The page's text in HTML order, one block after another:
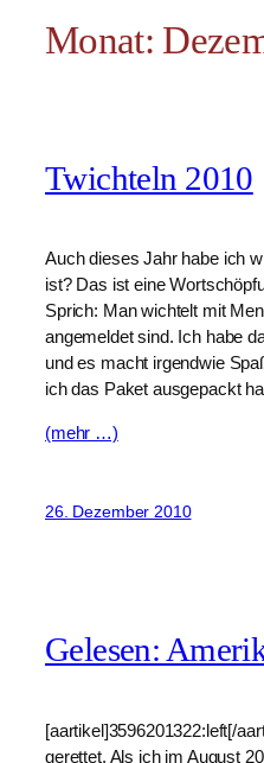
Monat:
Twichteln 2010
Auch dieses Jahr habe ich
ist? Das ist eine
Sprich: Man wichtelt mit
angemeldet sind. Ich habe
und es macht irgendwie
ich das Paket ausgepackt
(mehr …)
26. Dezember 2010
Gelesen:
[aartikel]3596201322:left[/
gerettet. Als ich im August